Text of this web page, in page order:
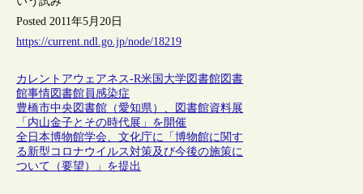
Posted 2011年5月20日
https://current.ndl.go.jp/node/18219
カレントアウェアネス-R米国 大学図書館図書
館事情図書館員感染症
豊橋市中央図書館（愛知県）、図書館資料展
「内山金子とその時代展」を開催
全日本博物館学会、文化庁に「博物館に関す
る新型コロナウイルス対策及び今後の施策に
ついて（要望）」を提出